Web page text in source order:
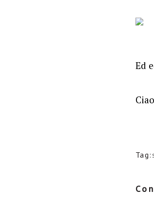
Ed
Ciao
Tag: